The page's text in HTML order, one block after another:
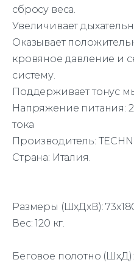
сбросу веса.
Увеличивает
Оказывает
кровяное давление и
систему.
Поддерживает тонус
Напряжение питания:
тока
Производитель:
Страна: Италия.
Размеры (ШхДхВ):
Вес: 120 кг.
Беговое полотно (ШхД):